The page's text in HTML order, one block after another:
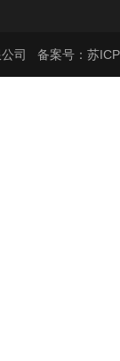
公司 备案号：苏